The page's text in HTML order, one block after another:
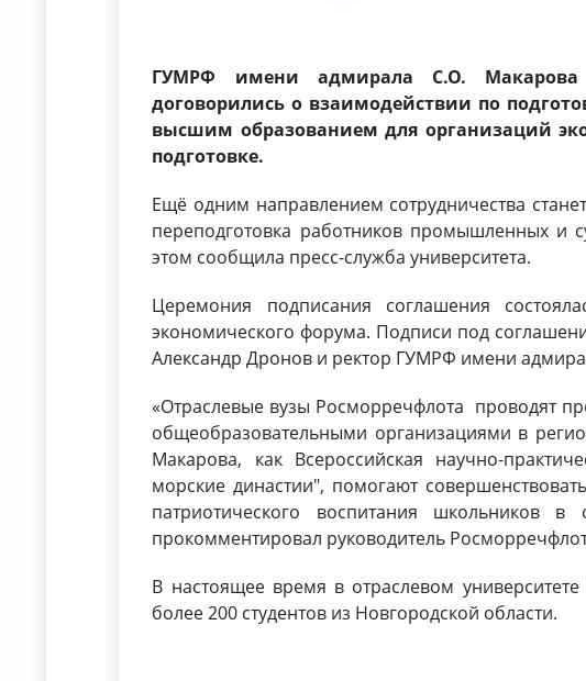
ГУМРФ имени адмирала С.О. Макарова
договорились о взаимодействии по
высшим образованием для организаций
подготовке.
Ещё одним направлением сотрудничества
переподготовка работников промышленных и
этом сообщила пресс-служба университета.
Церемония подписания соглашения
экономического форума. Подписи под
Александр Дронов и ректор ГУМРФ имени
«Отраслевые вузы Росморречфлота проводят
общеобразовательными организациями в
Макарова, как Всероссийская научно-
морские династии", помогают
патриотического воспитания школьников в
прокомментировал руководитель
В настоящее время в отраслевом
более 200 студентов из Новгородской области.